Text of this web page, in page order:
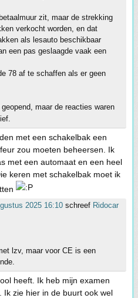
zit, maar de strekking
verkocht worden, en dat
als lesauto beschikbaar
een pas geslaagde vaak een
78 af te schaffen als er geen
maar de reacties waren
met een schakelbak een
zou moeten beheersen. Ik
met een automaat en een heel
keren met schakelbak moet ik
2025 16:10 schreef Ridocar
lzv, maar voor CE is een
heeft. Ik heb mijn examen
Ik zie hier in de buurt ook wel